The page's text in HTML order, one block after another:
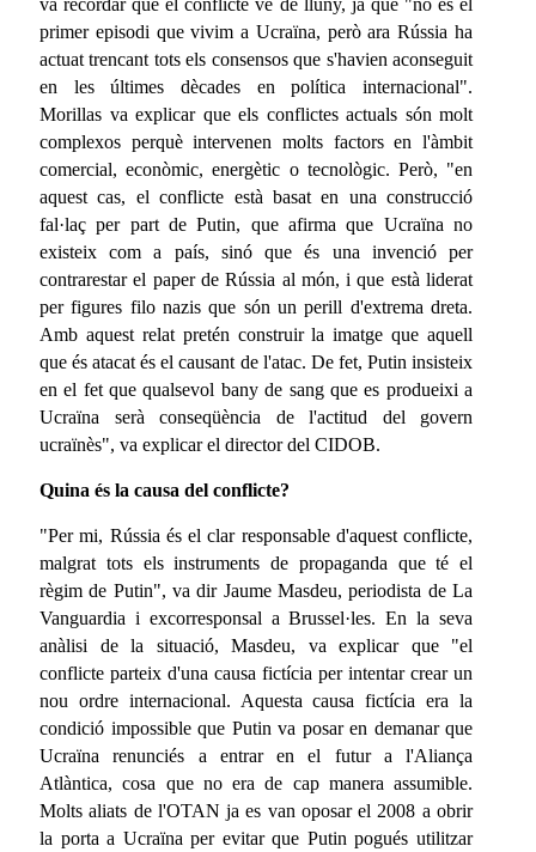
va recordar que el conflicte ve de lluny, ja que "no és el
primer episodi que vivim a Ucraïna, però ara Rússia ha
actuat trencant tots els consensos que s'havien aconseguit
en les últimes dècades en política internacional".
Morillas va explicar que els conflictes actuals són molt
complexos perquè intervenen molts factors en l'àmbit
comercial, econòmic, energètic o tecnològic. Però, "en
aquest cas, el conflicte està basat en una construcció
fal·laç per part de Putin, que afirma que Ucraïna no
existeix com a país, sinó que és una invenció per
contrarestar el paper de Rússia al món, i que està liderat
per figures filo nazis que són un perill d'extrema dreta.
Amb aquest relat pretén construir la imatge que aquell
que és atacat és el causant de l'atac. De fet, Putin insisteix
en el fet que qualsevol bany de sang que es produeixi a
Ucraïna serà conseqüència de l'actitud del govern
ucraïnès", va explicar el director del CIDOB.
Quina és la causa del conflicte?
"Per mi, Rússia és el clar responsable d'aquest conflicte,
malgrat tots els instruments de propaganda que té el
règim de Putin", va dir Jaume Masdeu, periodista de La
Vanguardia i excorresponsal a Brussel·les. En la seva
anàlisi de la situació, Masdeu, va explicar que "el
conflicte parteix d'una causa fictícia per intentar crear un
nou ordre internacional. Aquesta causa fictícia era la
condició impossible que Putin va posar en demanar que
Ucraïna renunciés a entrar en el futur a l'Aliança
Atlàntica, cosa que no era de cap manera assumible.
Molts aliats de l'OTAN ja es van oposar el 2008 a obrir
la porta a Ucraïna per evitar que Putin pogués utilitzar